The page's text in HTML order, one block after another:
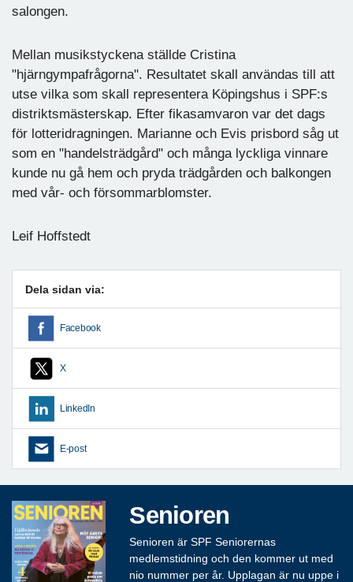
salongen.
Mellan musikstyckena ställde Cristina
"hjärngympafrågorna". Resultatet skall användas till att
utse vilka som skall representera Köpingshus i SPF:s
distriktsmästerskap. Efter fikasamvaron var det dags
för lotteridragningen. Marianne och Evis prisbord såg ut
som en "handelsträdgård" och många lyckliga vinnare
kunde nu gå hem och pryda trädgården och balkongen
med vår- och försommarblomster.
Leif Hoffstedt
Dela sidan via:
Facebook
X
LinkedIn
E-post
Senioren
Senioren är SPF Seniorernas
medlemstidning och den kommer ut med
nio nummer per år. Upplagan är nu uppe i